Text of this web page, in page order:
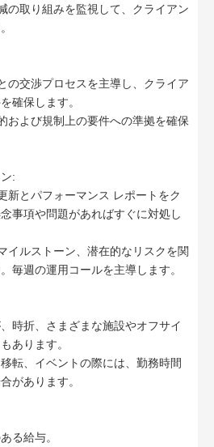
の取り組みを監視して、クライアン
の交渉プロセスを主導し、クライア
確保します。
および規制上の要件への準拠を確保
:
新とパフォーマンス レポートをク
事項や問題があればすぐに対処し
イルストーン、潜在的なリスクを関
毎週の運用コールを主導します。
時折、さまざまな施設やオフサイ
あります。
転、イベントの際には、勤務時間
があります。
る給与。